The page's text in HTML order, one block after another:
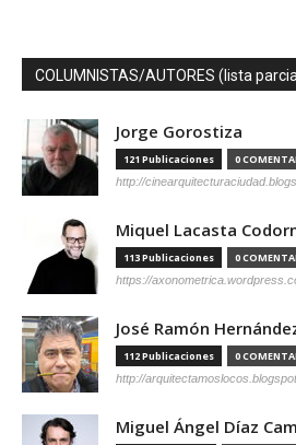
COLUMNISTAS/AUTORES (lista
Jorge Gorostiza
121 Publicaciones 0
http://
Miquel Lacasta
113 Publicaciones 0
https://
José Ramón
112 Publicaciones 0
http://
Miguel Ángel Díaz